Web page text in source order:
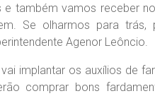
também vamos receber
Se olharmos para
Agenor Leôncio.
implantar os auxílios de
comprar bons